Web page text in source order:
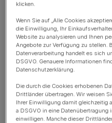
Die faszinierende
Verschiedene Arten von
Treue von Hunden zügeln
Sind Hunde
klicken.
Wenn Sie auf „Alle Cookies
die Einwilligung, Ihr
Website zu analysieren und Ihnen
Angebote zur Verfügung zu stellen.
Datenverarbeitung handelt es sich
DSGVO. Genauere Informationen
Datenschutzerklärung.
Die durch die Cookies erhobenen
Drittländer übertragen. Wir weisen
Ihrer Einwilligung damit gleichzeitig
a DSGVO in eine Datenübertragung
einwilligen. Manche dieser